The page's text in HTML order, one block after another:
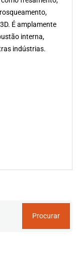
É amplamente
interna,
indústrias.
Procurar